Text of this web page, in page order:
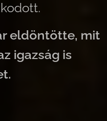
eldöntötte, mit
igazság is